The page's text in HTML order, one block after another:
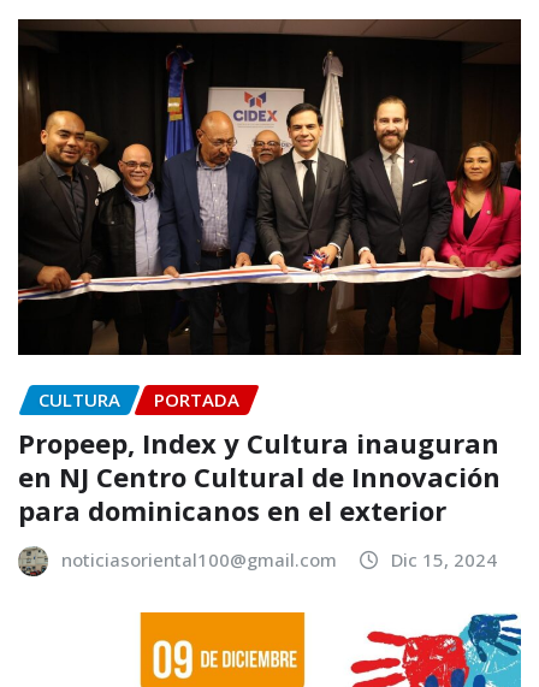
CULTURA PORTADA
Propeep, Index y Cultura inauguran
en NJ Centro Cultural de Innovación
para dominicanos en el exterior
noticiasoriental100@gmail.com Dic 15, 2024